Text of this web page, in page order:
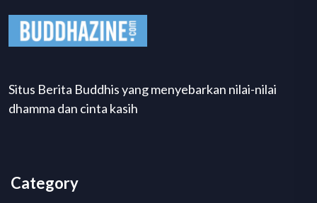
Situs Berita Buddhis yang menyebarkan nilai-nilai
dhamma dan cinta kasih
Category